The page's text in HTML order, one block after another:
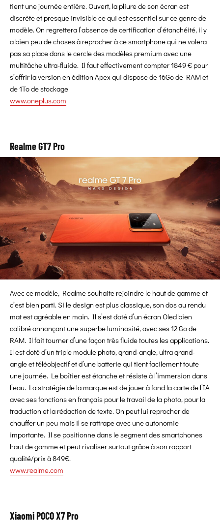
tient une journée entière. Ouvert, la pliure de son écran est
discrète et presque invisible ce qui est essentiel sur ce genre de
modèle. On regrettera l’absence de certification d’étanchéité, il y
a bien peu de choses à reprocher à ce smartphone qui ne volera
pas sa place dans le cercle des modèles premium avec une
multitâche ultra-fluide. Il faut effectivement compter 1849 € pour
s’offrir la version en édition Apex qui dispose de 16Go de RAM et
de 1To de stockage
www.oneplus.com
Realme GT7 Pro
Avec ce modèle, Realme souhaite rejoindre le haut de gamme et
c’est bien parti. Si le design est plus classique, son dos au rendu
mat est agréable en main. Il s’est doté d’un écran Oled bien
calibré annonçant une superbe luminosité, avec ses 12 Go de
RAM. Il fait tourner d’une façon très fluide toutes les applications.
Il est doté d’un triple module photo, grand-angle, ultra grand-
angle et téléobjectif et d’une batterie qui tient facilement toute
une journée. Le boîtier est étanche et résiste à l’immersion dans
l’eau. La stratégie de la marque est de jouer à fond la carte de l’IA
avec ses fonctions en français pour le travail de la photo, pour la
traduction et la rédaction de texte. On peut lui reprocher de
chauffer un peu mais il se rattrape avec une autonomie
importante. Il se positionne dans le segment des smartphones
haut de gamme et peut rivaliser surtout grâce à son rapport
qualité/prix à 849€.
www.realme.com
Xiaomi POCO X7 Pro